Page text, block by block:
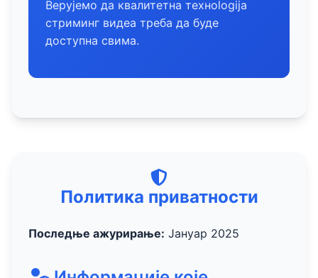
Верујемо да квалитетна технologija
стриминг видеа треба да буде
доступна свима.
Политика приватности
Последње ажурирање: Јануар 2025